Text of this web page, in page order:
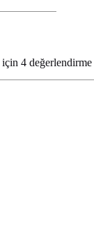
için 4 değerlendirme